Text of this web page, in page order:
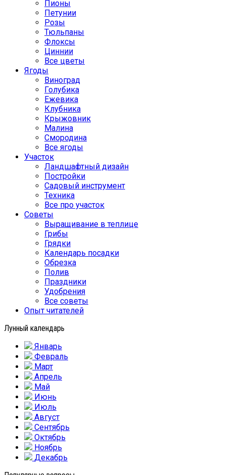
Пионы
Петунии
Розы
Тюльпаны
Флоксы
Циннии
Все цветы
Ягоды
Виноград
Голубика
Ежевика
Клубника
Крыжовник
Малина
Смородина
Все ягоды
Участок
Ландшафтный дизайн
Постройки
Садовый инструмент
Техника
Все про участок
Советы
Выращивание в теплице
Грибы
Грядки
Календарь посадки
Обрезка
Полив
Праздники
Удобрения
Все советы
Опыт читателей
Лунный календарь
Январь
Февраль
Март
Апрель
Май
Июнь
Июль
Август
Сентябрь
Октябрь
Ноябрь
Декабрь